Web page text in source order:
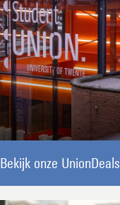
Bekijk onze UnionDeals